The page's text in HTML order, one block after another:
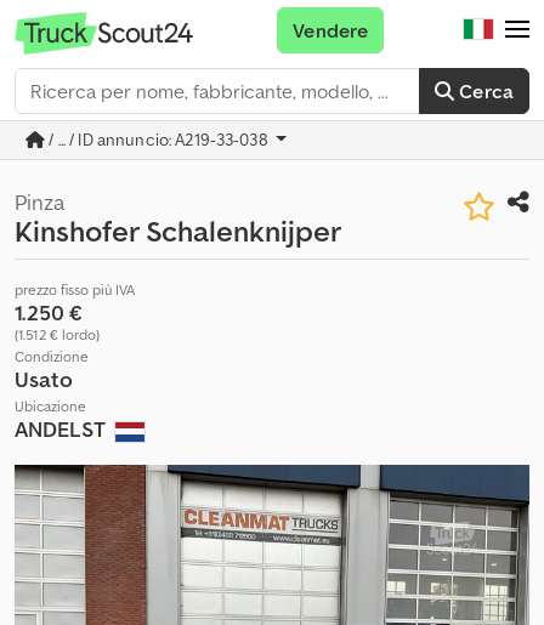
Cerca
Vendere
/ ... / ID annuncio: A219-33-038
Pinza
Kinshofer Schalenknijper
prezzo fisso più IVA
1.250 €
(1.512 € lordo)
Condizione
Usato
Ubicazione
ANDELST